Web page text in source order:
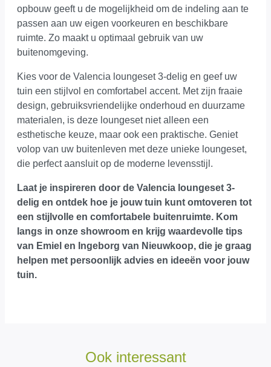
opbouw geeft u de mogelijkheid om de indeling aan te
passen aan uw eigen voorkeuren en beschikbare
ruimte. Zo maakt u optimaal gebruik van uw
buitenomgeving.
Kies voor de Valencia loungeset 3-delig en geef uw
tuin een stijlvol en comfortabel accent. Met zijn fraaie
design, gebruiksvriendelijke onderhoud en duurzame
materialen, is deze loungeset niet alleen een
esthetische keuze, maar ook een praktische. Geniet
volop van uw buitenleven met deze unieke loungeset,
die perfect aansluit op de moderne levensstijl.
Laat je inspireren door de Valencia loungeset 3-
delig en ontdek hoe je jouw tuin kunt omtoveren tot
een stijlvolle en comfortabele buitenruimte. Kom
langs in onze showroom en krijg waardevolle tips
van Emiel en Ingeborg van Nieuwkoop, die je graag
helpen met persoonlijk advies en ideeën voor jouw
tuin.
Ook interessant